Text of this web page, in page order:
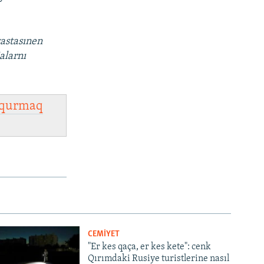
CEMİYET
"Er kes qaça, er kes kete": cenk
Qırımdaki Rusiye turistlerine nasıl